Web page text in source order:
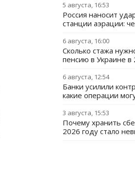
5 августа, 16:53
Россия наносит
станции аэрации:
6 августа, 16:00
Сколько стажа
пенсию в Украине в
6 августа, 12:54
Банки усилили
какие операции
3 августа, 15:53
Почему хранить
2026 году стало